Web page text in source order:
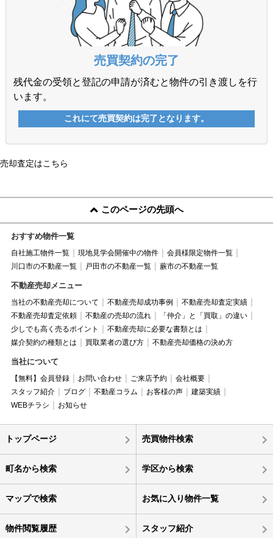
売却査定はこちら
このページの先頭へ
おすすめ物件一覧
自社施工物件一覧 現地見学会開催中の物件
会員様限定物件一覧
川口市の不動産一覧
戸田市の不動産一覧 蕨市の不動産一覧
不動産売却メニュー
当社の不動産売却について 不動産売却成功事例
不動産売却査定実績
不動産売却査定依頼
不動産の売却の流れ
「仲介」と「買取」の違い
少しでも高く売るポイント
不動産売却に必要な書類とは
媒介契約の種類とは
買取業者の選び方 不動産売却価格の決め方
当社について
【無料】会員登録 お問い合わせ ご来店予約
会社概要
スタッフ紹介
ブログ 不動産コラム お客様の声
建築実績
WEBチラシ
お知らせ
トップページ 売買物件検索
町名から検索 学区から検索
マップで検索 お気に入り物件一覧
物件閲覧履歴 スタッフ紹介